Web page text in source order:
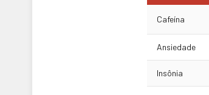
Cafeína
Ansiedade
Insônia